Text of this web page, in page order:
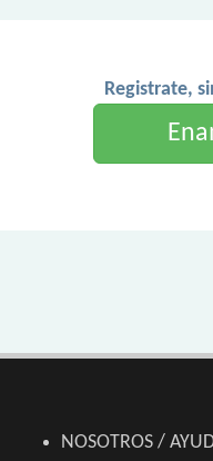
Registrate,
NOSOTROS /